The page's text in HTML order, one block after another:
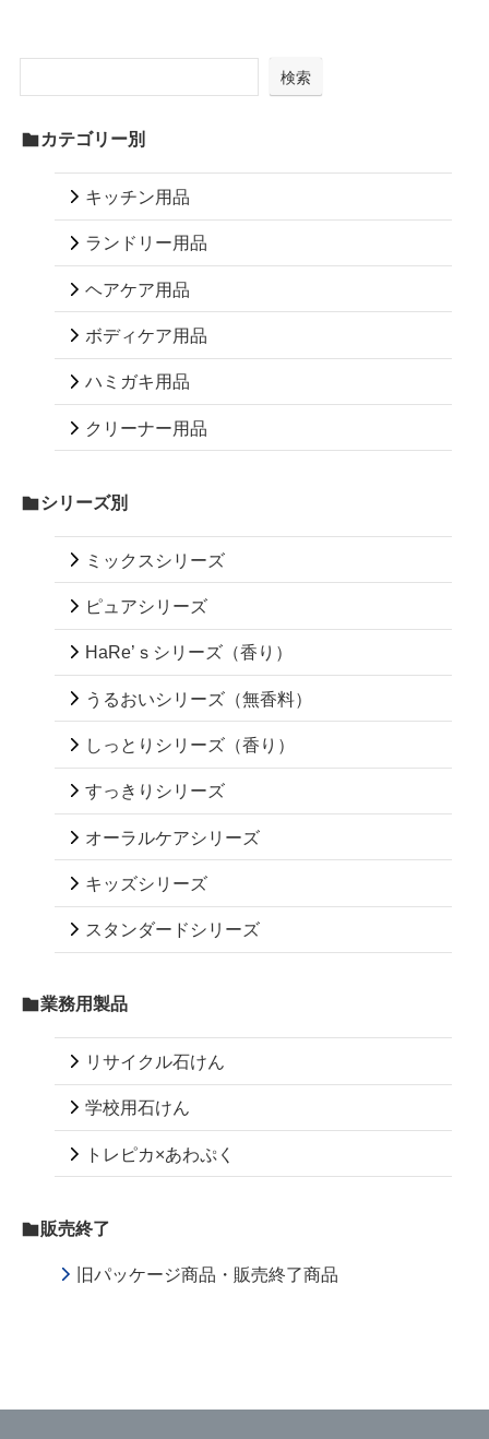
検索
カテゴリー別
キッチン用品
ランドリー用品
ヘアケア用品
ボディケア用品
ハミガキ用品
クリーナー用品
シリーズ別
ミックスシリーズ
ピュアシリーズ
HaRe’ｓシリーズ（香り）
うるおいシリーズ（無香料）
しっとりシリーズ（香り）
すっきりシリーズ
オーラルケアシリーズ
キッズシリーズ
スタンダードシリーズ
業務用製品
リサイクル石けん
学校用石けん
トレピカ×あわぷく
販売終了
旧パッケージ商品・販売終了商品